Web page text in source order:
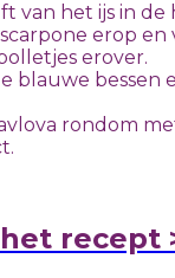
van het ijs in de
erop en
erover.
blauwe bessen
rondom
recept